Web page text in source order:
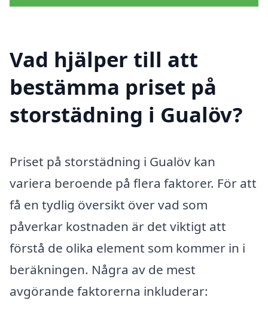
Vad hjälper till att
bestämma priset på
storstädning i Gualöv?
Priset på storstädning i Gualöv kan
variera beroende på flera faktorer. För att
få en tydlig översikt över vad som
påverkar kostnaden är det viktigt att
förstå de olika element som kommer in i
beräkningen. Några av de mest
avgörande faktorerna inkluderar: